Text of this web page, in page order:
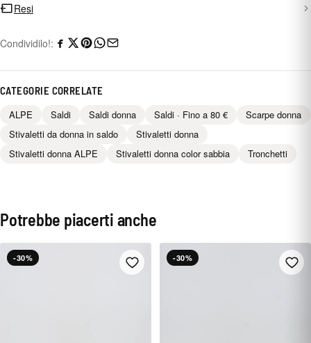
Resi
Condividilo!:
CATEGORIE CORRELATE
ALPE Saldi Saldi donna Saldi · Fino a 80 €
Scarpe donna
Stivaletti da donna in saldo
Stivaletti donna
Stivaletti donna ALPE
Stivaletti donna color sabbia Tronchetti
Potrebbe piacerti anche
-30% -30%